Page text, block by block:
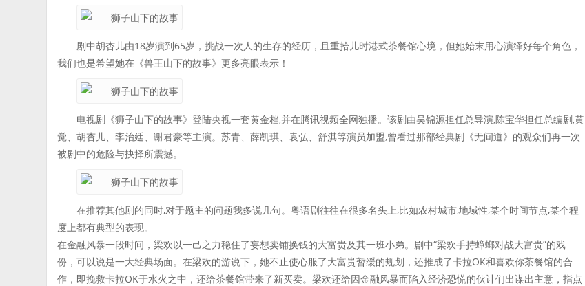
剧中胡杏儿由18岁演到65岁，挑战一次人的生存的经历，且重拾儿时港式茶餐馆心境，但她始末用心演绎好每个角色，
我们也是希望她在《兽王山下的故事》更多亮眼表示！
电视剧《狮子山下的故事》登陆央视一套黄金档,并在腾讯视频全网独播。该剧由吴锦源担任总导演,陈宝华担任总编剧,黄
觉、胡杏儿、李治廷、谢君豪等主演。苏青、薛凯琪、袁弘、舒淇等演员加盟,曾看过那部经典剧《无间道》的观众们再一次
被剧中的危险与抉择所震撼。
在推荐其他剧的同时,对于题主的问题我多说几句。粤语剧往往在很多名头上,比如农村城市,地域性,某个时间节点,某个程
度上都有典型的表现。
在金融风暴一段时间，梁欢以一己之力稳住了妄想卖铺换钱的大富贵及其一班小弟。剧中“梁欢手持蟑螂对战大富贵”的戏
份，可以说是一大经典场面。在梁欢的游说下，她不止使心服了大富贵暂缓的规划，还推成了卡拉OK和喜欢你茶餐馆的合
作，即挽救卡拉OK于水火之中，还给茶餐馆带来了新买卖。梁欢还给因金融风暴而陷入经济恐慌的伙计们出谋出主意，指点